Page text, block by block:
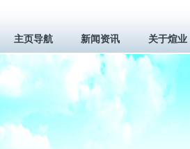
主页导航 新闻资讯 关于煊业